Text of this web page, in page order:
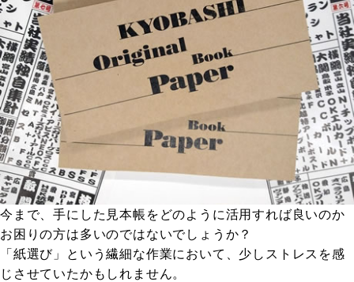
今まで、手にした見本帳をどのように活用すれば良いのか
お困りの方は多いのではないでしょうか？
「紙選び」という繊細な作業において、少しストレスを感
じさせていたかもしれません。